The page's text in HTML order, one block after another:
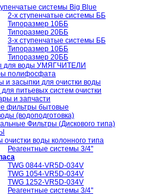
системы Big Blue
2-х ступенчатые системы ББ
Типоразмер 10ББ
Типоразмер 20ББ
3-х ступенчатые системы ББ
Типоразмер 10ББ
Типоразмер 20ББ
для воды УМЯГЧИТЕЛИ
полифосфата
и засыпки для очистки воды
питьевых систем очистки
и запчасти
фильтры бытовые
(водоподготовка)
Фильтры (Дискового типа)
очистки воды колонного типа
Реагентные системы 3/4''
TWG 0844-VR5D-034V
TWG 1054-VR5D-034V
TWG 1252-VR5D-034V
Реагентные системы 3/4''